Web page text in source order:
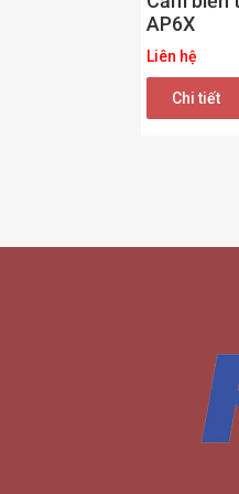
AP6X
Liên hệ
Chi tiết